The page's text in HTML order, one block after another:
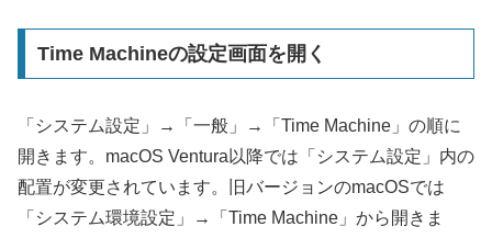
Time Machineの設定画面を開く
「システム設定」→「一般」→「Time Machine」の順に
開きます。macOS Ventura以降では「システム設定」内の
配置が変更されています。旧バージョンのmacOSでは
「システム環境設定」→「Time Machine」から開きま